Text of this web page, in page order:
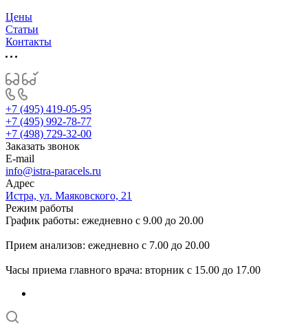
Цены
Статьи
Контакты
+7 (495) 419-05-95
+7 (495) 992-78-77
+7 (498) 729-32-00
Заказать звонок
E-mail
info@istra-paracels.ru
Адрес
Истра, ул. Маяковского, 21
Режим работы
График работы: ежедневно с 9.00 до 20.00
Прием анализов: ежедневно с 7.00 до 20.00
Часы приема главного врача: вторник с 15.00 до 17.00